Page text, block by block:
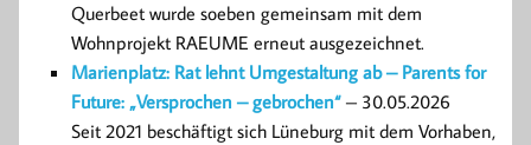
Querbeet wurde soeben gemeinsam mit dem
Wohnprojekt RAEUME erneut ausgezeichnet.
Marienplatz: Rat lehnt Umgestaltung ab – Parents for
Future: „Versprochen – gebrochen“ – 30.05.2026
Seit 2021 beschäftigt sich Lüneburg mit dem Vorhaben,